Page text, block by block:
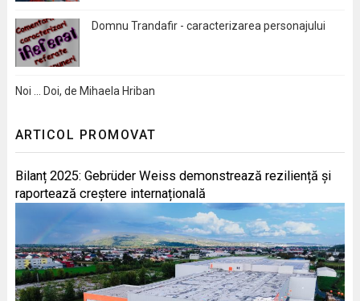
Domnu Trandafir - caracterizarea personajului
Noi … Doi, de Mihaela Hriban
ARTICOL PROMOVAT
Bilanț 2025: Gebrüder Weiss demonstrează reziliență și
raportează creștere internațională